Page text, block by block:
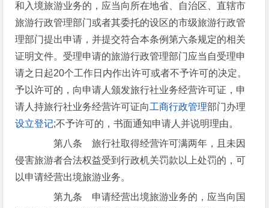
和入境旅游业务的，应当向所在地省、自治区、直辖市
旅游行政管理部门或者其委托的设区的市级旅游行政管
理部门提出申请，并提交符合本条例第六条规定的相关
证明文件。受理申请的旅游行政管理部门应当自受理申
请之日起20个工作日内作出许可或者不予许可的决定。
予以许可的，向申请人颁发旅行社业务经营许可证，申
请人持旅行社业务经营许可证向工商行政管理部门办理
设立登记;不予许可的，书面通知申请人并说明理由。
第八条 旅行社取得经营许可满两年，且未因
侵害旅游者合法权益受到行政机关罚款以上处罚的，可
以申请经营出境旅游业务。
第九条 申请经营出境旅游业务的，应当向国